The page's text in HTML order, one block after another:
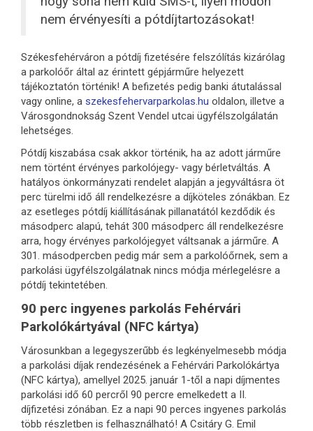
nem érvényesíti a pótdíjtartozásokat!
Székesfehérváron a pótdíj fizetésére felszólítás kizárólag
a parkolóőr által az érintett gépjárműre helyezett
tájékoztatón történik! A befizetés pedig banki átutalással
vagy online, a szekesfehervarparkolas.hu oldalon, illetve a
Városgondnokság Szent Vendel utcai ügyfélszolgálatán
lehetséges.
Pótdíj kiszabása csak akkor történik, ha az adott járműre
nem történt érvényes parkolójegy- vagy bérletváltás. A
hatályos önkormányzati rendelet alapján a jegyváltásra öt
perc türelmi idő áll rendelkezésre a díjköteles zónákban. Ez
az esetleges pótdíj kiállításának pillanatától kezdődik és
másodperc alapú, tehát 300 másodperc áll rendelkezésre
arra, hogy érvényes parkolójegyet váltsanak a járműre. A
301. másodpercben pedig már sem a parkolóőrnek, sem a
parkolási ügyfélszolgálatnak nincs módja mérlegelésre a
pótdíj tekintetében.
90 perc ingyenes parkolás Fehérvári
Parkolókártyával (NFC kártya)
Városunkban a legegyszerűbb és legkényelmesebb módja
a parkolási díjak rendezésének a Fehérvári Parkolókártya
(NFC kártya), amellyel 2025. január 1-től a napi díjmentes
parkolási idő 60 percről 90 percre emelkedett a II.
díjfizetési zónában. Ez a napi 90 perces ingyenes parkolás
több részletben is felhasználható! A Csitáry G. Emil